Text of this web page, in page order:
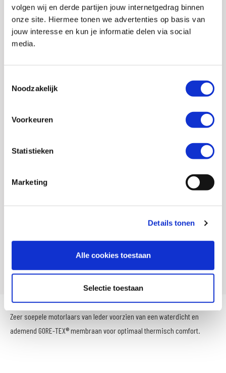
volgen wij en derde partijen jouw internetgedrag binnen
onze site. Hiermee tonen we advertenties op basis van
jouw interesse en kun je informatie delen via social
media.
Noodzakelijk
Voorkeuren
Statistieken
Marketing
Details tonen
Alle cookies toestaan
Selectie toestaan
Model
Laars
Soort Membraan
Gore-tex
Materiaal
Reflectie
Ja
Waterdicht
Olie- en
zool
Titel
SKU
105447
Leveranciersnummer
Zeer soepele motorlaars van leder voorzien van een waterdicht en
ademend GORE-TEX® membraan voor optimaal thermisch comfort.